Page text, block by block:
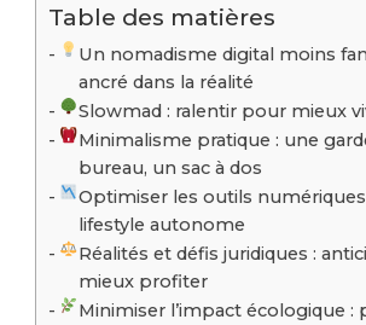
Table des matières
Un nomadisme digital moins
ancré dans la réalité
Slowmad : ralentir pour mieux
Minimalisme pratique : une
bureau, un sac à dos
Optimiser les outils
lifestyle autonome
Réalités et défis juridiques :
mieux profiter
Minimiser l’impact écologique :